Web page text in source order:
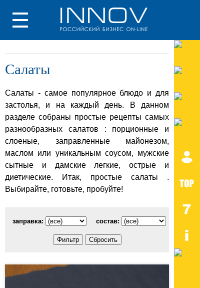
Салаты
Салаты - самое популярное блюдо и для
застолья, и на каждый день. В данном
разделе собраны простые рецепты самых
разнообразных салатов : порционные и
слоеные, заправленные майонезом,
маслом или уникальным соусом, мужские
сытные и дамские легкие, острые и
диетические. Итак, простые салаты .
Выбирайте, готовьте, пробуйте!
заправка: состав: